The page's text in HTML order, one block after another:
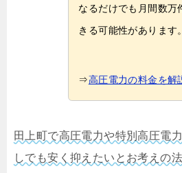
なるだけでも月間数万
きる可能性があります。
⇒高圧電力の料金を解
田上町で高圧電力や特別高圧電
しでも安く抑えたいとお考えの